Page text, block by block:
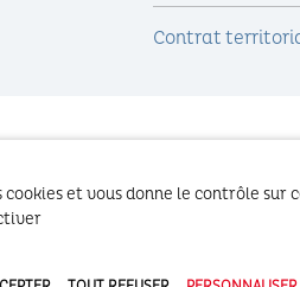
Contrat
cookies et vous donne le contrôle sur